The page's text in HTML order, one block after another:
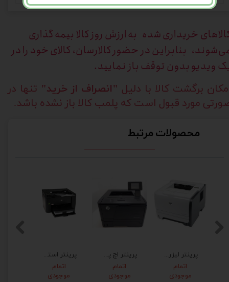
خریداریشده به ارزش روز کالا بیمه گذاری
بنابراین در حضور کالارسان، کالای خود را در
ویدیو بدون توقف باز نمایید.
برگشت کالا با دلیل "انصراف از خرید" تنها در
مورد قبول است که پلمب کالا باز نشده باشد.
محصولات مرتبط
پرینتر استوک لیزری اچ پی HP Pro P1606dn برق 220 فابریک با ضمانت
اتمام
موجودی
پرینتر اچ پی مدل M401dn تاچ برق 220ولت فابریک
اتمام
موجودی
پرینتر لیزری اچ پی HP LaserJet P2035 پارالل
اتمام
موجودی